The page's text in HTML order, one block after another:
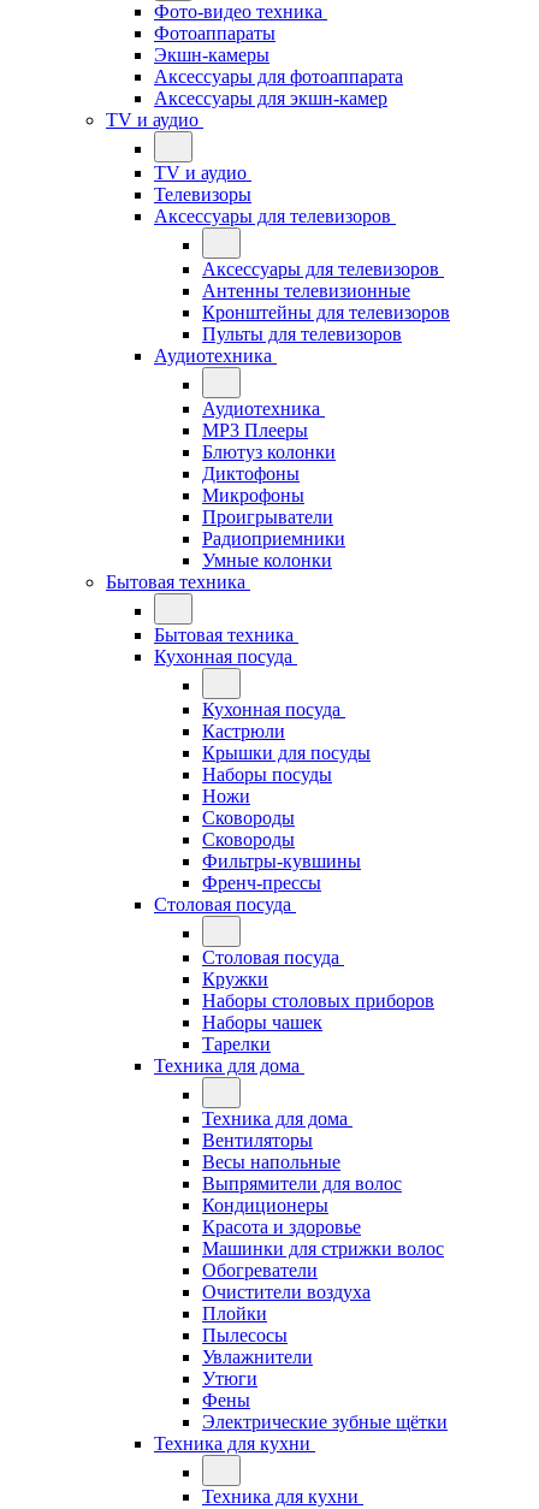
Фото-видео техника
Фотоаппараты
Экшн-камеры
Аксессуары для фотоаппарата
Аксессуары для экшн-камер
TV и аудио
TV и аудио
Телевизоры
Аксессуары для телевизоров
Аксессуары для телевизоров
Антенны телевизионные
Кронштейны для телевизоров
Пульты для телевизоров
Аудиотехника
Аудиотехника
MP3 Плееры
Блютуз колонки
Диктофоны
Микрофоны
Проигрыватели
Радиоприемники
Умные колонки
Бытовая техника
Бытовая техника
Кухонная посуда
Кухонная посуда
Кастрюли
Крышки для посуды
Наборы посуды
Ножи
Сковороды
Сковороды
Фильтры-кувшины
Френч-прессы
Столовая посуда
Столовая посуда
Кружки
Наборы столовых приборов
Наборы чашек
Тарелки
Техника для дома
Техника для дома
Вентиляторы
Весы напольные
Выпрямители для волос
Кондиционеры
Красота и здоровье
Машинки для стрижки волос
Обогреватели
Очистители воздуха
Плойки
Пылесосы
Увлажнители
Утюги
Фены
Электрические зубные щётки
Техника для кухни
Техника для кухни